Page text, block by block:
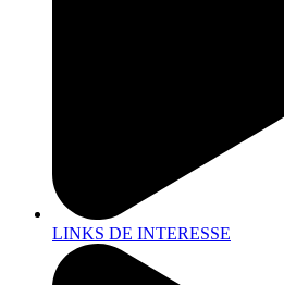
LINKS DE INTERESSE